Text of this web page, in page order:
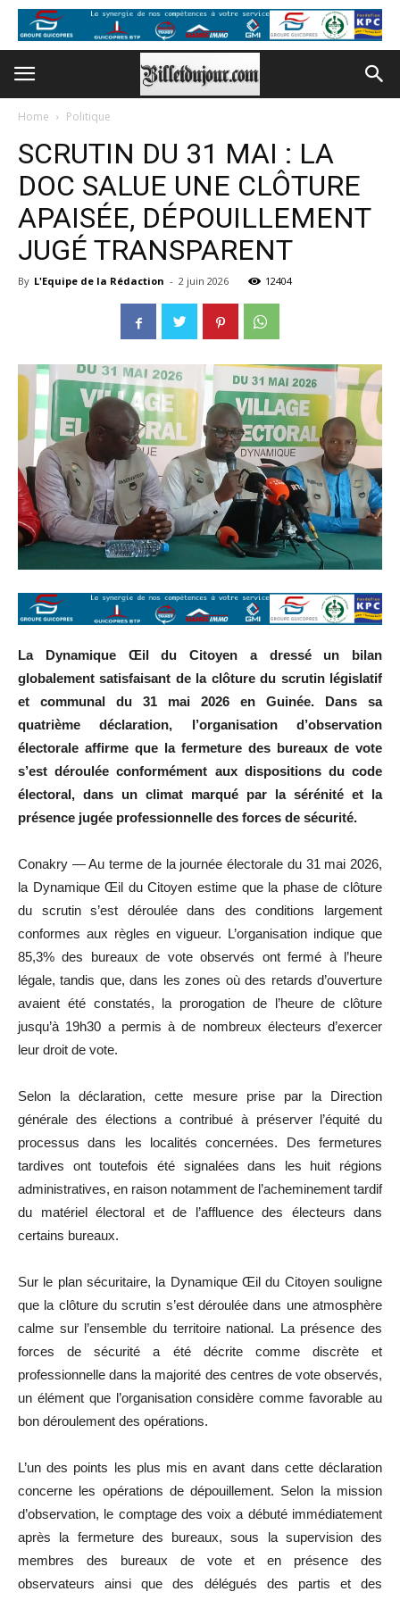
Home Politique
SCRUTIN DU 31 MAI : LA
DOC SALUE UNE CLÔTURE
APAISÉE, DÉPOUILLEMENT
JUGÉ TRANSPARENT
By L'Equipe de la Rédaction - 2 juin 2026 12404
La Dynamique Œil du Citoyen a dressé un bilan
globalement satisfaisant de la clôture du scrutin législatif
et communal du 31 mai 2026 en Guinée. Dans sa
quatrième déclaration, l’organisation d’observation
électorale affirme que la fermeture des bureaux de vote
s’est déroulée conformément aux dispositions du code
électoral, dans un climat marqué par la sérénité et la
présence jugée professionnelle des forces de sécurité.
Conakry — Au terme de la journée électorale du 31 mai 2026,
la Dynamique Œil du Citoyen estime que la phase de clôture
du scrutin s’est déroulée dans des conditions largement
conformes aux règles en vigueur. L’organisation indique que
85,3% des bureaux de vote observés ont fermé à l’heure
légale, tandis que, dans les zones où des retards d’ouverture
avaient été constatés, la prorogation de l’heure de clôture
jusqu’à 19h30 a permis à de nombreux électeurs d’exercer
leur droit de vote.
Selon la déclaration, cette mesure prise par la Direction
générale des élections a contribué à préserver l’équité du
processus dans les localités concernées. Des fermetures
tardives ont toutefois été signalées dans les huit régions
administratives, en raison notamment de l’acheminement tardif
du matériel électoral et de l’affluence des électeurs dans
certains bureaux.
Sur le plan sécuritaire, la Dynamique Œil du Citoyen souligne
que la clôture du scrutin s’est déroulée dans une atmosphère
calme sur l’ensemble du territoire national. La présence des
forces de sécurité a été décrite comme discrète et
professionnelle dans la majorité des centres de vote observés,
un élément que l’organisation considère comme favorable au
bon déroulement des opérations.
L’un des points les plus mis en avant dans cette déclaration
concerne les opérations de dépouillement. Selon la mission
d’observation, le comptage des voix a débuté immédiatement
après la fermeture des bureaux, sous la supervision des
membres des bureaux de vote et en présence des
observateurs ainsi que des délégués des partis et des